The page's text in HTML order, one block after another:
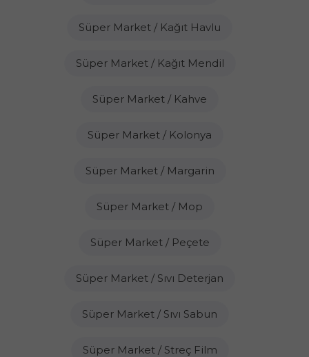
Süper Market / Kağıt Havlu
Süper Market / Kağıt Mendil
Süper Market / Kahve
Süper Market / Kolonya
Süper Market / Margarin
Süper Market / Mop
Süper Market / Peçete
Süper Market / Sıvı Deterjan
Süper Market / Sıvı Sabun
Süper Market / Streç Film